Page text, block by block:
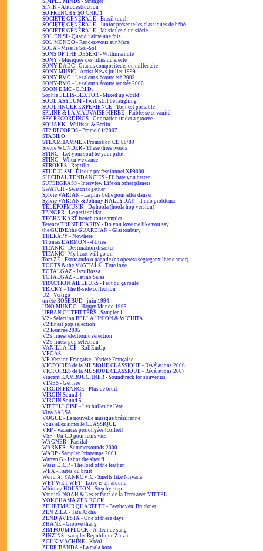
SIMPLE MINDS - Stranger
SINIK - Autodestruction
SO FRENCHY SO CHIC 1
SOCIÉTÉ GÉNÉRALE - Brasil touch
SOCIÉTÉ GÉNÉRALE - Junior présente les classiques de bébé
SOCIÉTÉ GÉNÉRALE - Musiques d'un siècle
SOL EN SI - Quand j'aime une fois...
SOL MONDO - Rendez-vous sur Mars
SOLA - Missile Sol-Sol
SONS OF THE DESERT - Within a mile
SONY - Musiques des films du siècle
SONY DADC - Grands compositeurs du millénaire
SONY MUSIC - Artist News juillet 1999
SONY-BMG - Le talent s'écoute été 2005
SONY-BMG - Le talent s'écoute rentrée 2006
SOON E MC - O.P.I.D.
Sophie ELLIS-BEXTOR - Mixed up world
SOUL ASYLUM - I will still be laughing
SOULFINGER EXPERIENCE - Tout est possible
SPLINE & LA MAUVAISE HERBE - Faiblesse et vanité
SPV RECORDINGS - One nation under a groove
SQUAKK - Willisau & Berlin
ST2 RECORDS - Promo 01/2007
STABILO
STEAMHAMMER Promotion CD 88/89
Stevie WONDER - These three words
STING - Let your soul be your pilot
STING - When we dance
STROKES - Reptilia
STUDIO SM - Disque professionnel XP9000
SUICIDAL TENDANCIES - I'll hate you better
SUPERGRASS - Interview Life on other planets
SWATCH - Swatch together
Sylvie VARTAN - La plus belle pour aller danser
Sylvie VARTAN & Johnny HALLYDAY - Il mio problema
TÉLÉPOPMUSIK - Da hoola (hoola hop version)
TANGER - Le petit soldat
TECHNIKART french tour sampler
Terence TRENT D'ARBY - Do you love me like you say
the GUIDE/the GUARDIAN - Glastonbury
THERAPY - Nowhere
Thomas DARMON - 4 titres
TITANIC - Destination disaster
TITANIC - My heart will go on
Tom ZÉ - Estudando o pagode (na opereta segregamulher e amor)
TOOTS & the MAYTALS - True love
TOTALGAZ - Jazz Bossa
TOTALGAZ - Latino Salsa
TRACTION AILLEURS - Faut qu'ça roule
TRICKY - The B-side collection
U2 - Vertigo
un été ROSEBUD - juin 1994
UNO MUNDO - Happy Mundo 1995
URBAN OUTFITTERS - Sampler 11
V2 - Sélection BELLA UNION & WICHITA
V2 finest pop selection
V2 Rentrée 2005
V2's finest electronic selection
V2's finest pop selection
VANILLA ICE - RollEmUp
VEGAS
VF-Version Française - Variété Française
VICTOIRES de la MUSIQUE CLASSIQUE - Révélations 2006
VICTOIRES de la MUSIQUE CLASSIQUE - Révélations 2007
Vincent KAMBOUCHNER - Soundtrack for souvenirs
VINES - Get free
VIRGIN FRANCE - Plus de bruit
VIRGIN Sound 4
VIRGIN Sound 5
VITTELLOISE - Les bulles de l'été
Viva SALSA
VOGUE - La nouvelle musique brésilienne
Vous allez aimer le CLASSIQUE
VRP - Vacances prolongées [coffret]
VSF - Un CD pour leurs vies
WAGNER - Parsifal
WARNER - Summersounds 2000
WARP - Sampler Printemps 2001
Warren G - I shot the sheriff
Wasis DIOP - The lord of the feather
WEA - Faites du bruit
Weird Al YANKOVIC - Smells like Nirvana
WET WET WET - Love is all around
Whitney HOUSTON - Step by step
Yannick NOAH & Les enfants de la Terre avec VITTEL
YOKOHAMA ZEN ROCK
ZEHETMAIR QUARTETT - Beethoven, Bruckner...
ZEN ZILA - Tata Aïcha
ZEND AVESTA - One of these days
ZHANÉ - Groove thang
ZIM POUM PLOCK - A fleur de sang
ZINZINS - sampler République Zinzin
ZOUK MACHINE - Kréol
ZURRIBANDA - La mala hora